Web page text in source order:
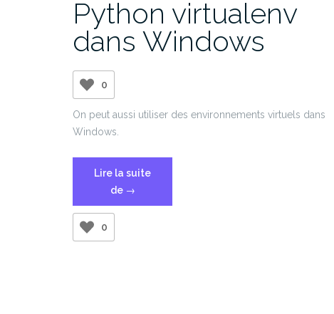
Python virtualenv
dans Windows
0
On peut aussi utiliser des environnements virtuels dans
Windows.
Lire la suite
de « Python
virtualenv
→
0